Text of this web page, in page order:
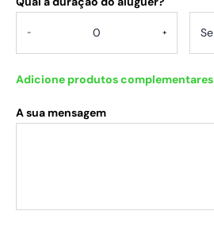
- +
Adicione produtos complementares
A sua mensagem